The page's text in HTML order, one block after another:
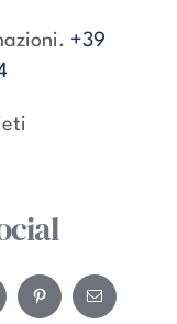
+39
PinterestEmail